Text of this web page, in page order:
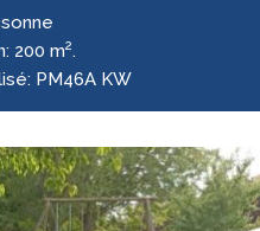
200 m2.
PM46A KW